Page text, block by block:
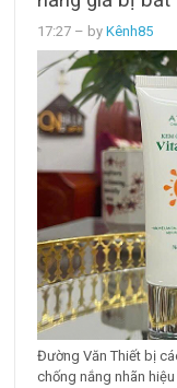
17:27 – byKênh85
Đường Văn Thiết bị
chống nắng nhãn